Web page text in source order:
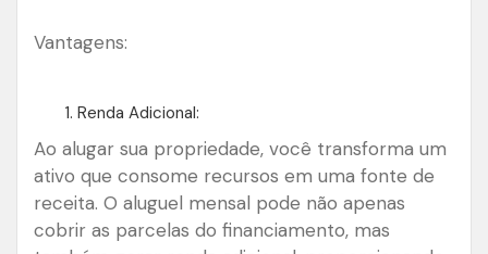
Vantagens:
Renda Adicional:
Ao alugar sua propriedade, você transforma um
ativo que consome recursos em uma fonte de
receita. O aluguel mensal pode não apenas
cobrir as parcelas do financiamento, mas